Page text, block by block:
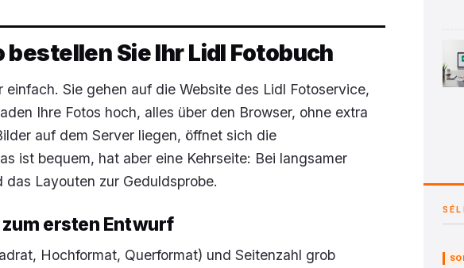
bestellen Sie Ihr Lidl Fotobuch
einfach. Sie gehen auf die Website des Lidl Fotoservice,
Ihre Fotos hoch, alles über den Browser, ohne extra
auf dem Server liegen, öffnet sich die
ist bequem, hat aber eine Kehrseite: Bei langsamer
Layouten zur Geduldsprobe.
ersten Entwurf
Hochformat, Querformat) und Seitenzahl grob